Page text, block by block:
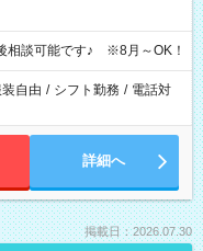
談可能です♪ ※8月～OK！
装自由 / シフト勤務 / 電話対
詳細へ
掲載日：2026.07.30